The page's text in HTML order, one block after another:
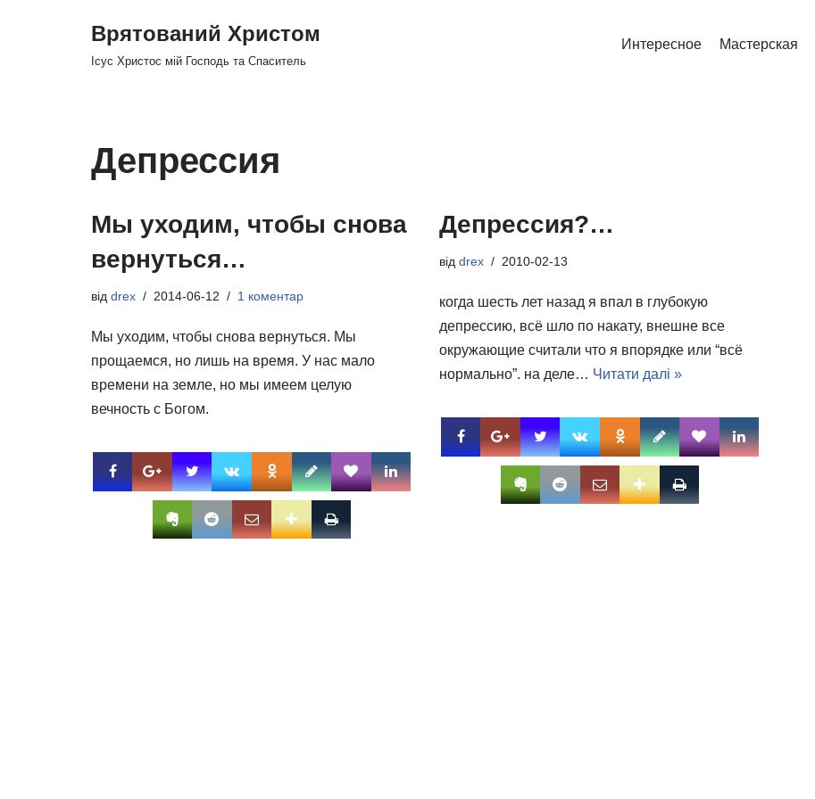
Врятований Христом
Ісус Христос мій Господь та Спаситель
Интересное Мастерская
Депрессия
Мы уходим, чтобы снова
вернуться…
від drex 2014-06-12 1 коментар
Мы уходим, чтобы снова вернуться. Мы
прощаемся, но лишь на время. У нас мало
времени на земле, но мы имеем целую
вечность с Богом.
Депрессия?…
від drex 2010-02-13
когда шесть лет назад я впал в глубокую
депрессию, всё шло по накату, внешне все
окружающие считали что я впорядке или “всё
нормально”. на деле… Читати далі »